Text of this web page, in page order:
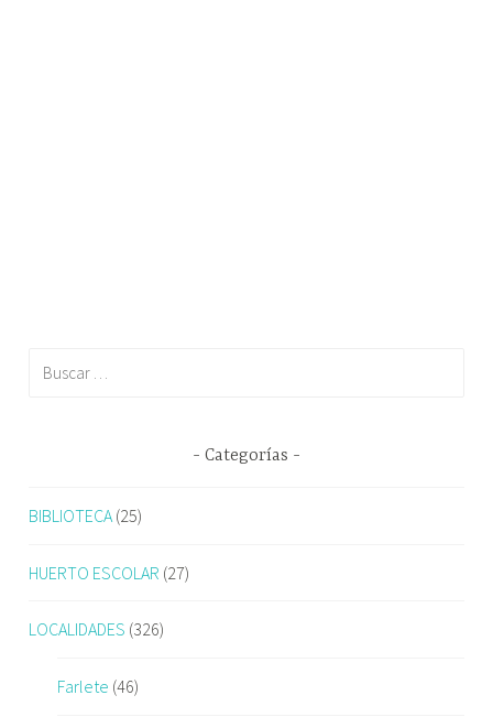
Categorías
BIBLIOTECA(25)
HUERTO ESCOLAR (27)
LOCALIDADES (326)
Farlete (46)